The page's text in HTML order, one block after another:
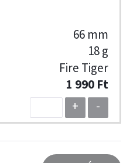
66 mm
18 g
Fire Tiger
1 990 Ft
+
-